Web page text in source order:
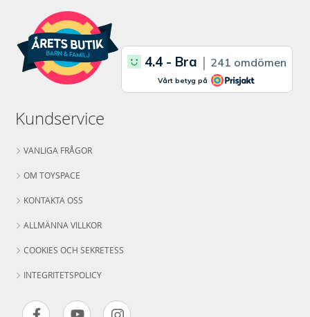
Kundservice
VANLIGA FRÅGOR
OM TOYSPACE
KONTAKTA OSS
ALLMÄNNA VILLKOR
COOKIES OCH SEKRETESS
INTEGRITETSPOLICY